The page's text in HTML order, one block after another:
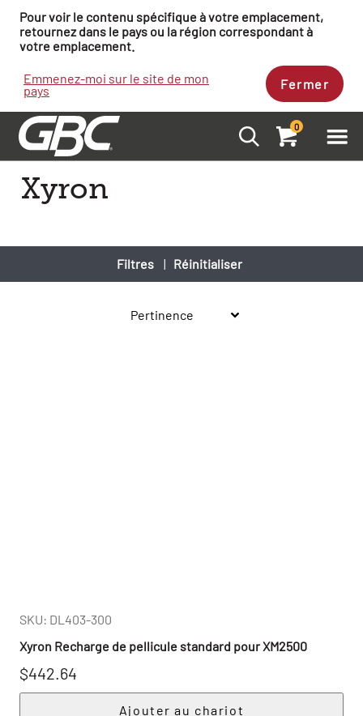
Pour voir le contenu spécifique à votre emplacement,
retournez dans le pays ou la région correspondant à
votre emplacement.
Emmenez-moi sur le site de mon
pays Fermer
0
Xyron
Filtres | Réinitialiser
SKU: DL403-300
Xyron Recharge de pellicule standard pour XM2500
$442.64